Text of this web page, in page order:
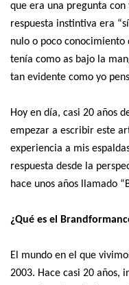
que era una pregunta
respuesta instintiva era
nulo o poco
tenía como as bajo la
tan evidente como yo
Hoy en día, casi 20 años
empezar a escribir este
experiencia a mis
respuesta desde la
hace unos años llamado
¿Qué es el
El mundo en el que
2003. Hace casi 20 años,